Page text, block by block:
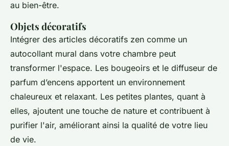
au bien-être.
Objets décoratifs
Intégrer des articles décoratifs zen comme un
autocollant mural dans votre chambre peut
transformer l'espace. Les bougeoirs et le diffuseur de
parfum d’encens apportent un environnement
chaleureux et relaxant. Les petites plantes, quant à
elles, ajoutent une touche de nature et contribuent à
purifier l'air, améliorant ainsi la qualité de votre lieu
de vie.